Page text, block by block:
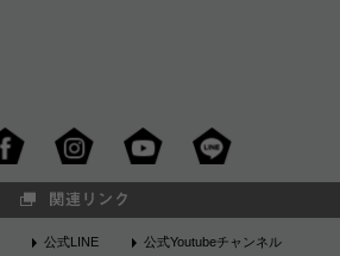
公式LINE 公式Youtubeチャンネル